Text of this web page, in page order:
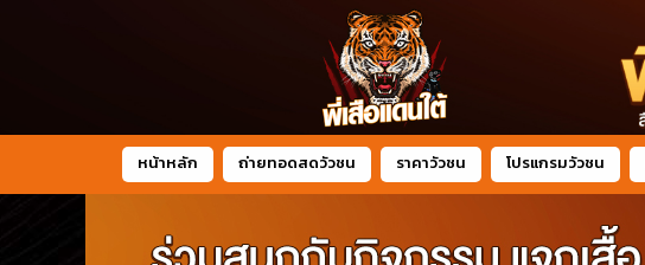
หน้าหลัก ถ่ายทอดสดวัวชน ราคาวัวชน โปรแกรมวัวชน